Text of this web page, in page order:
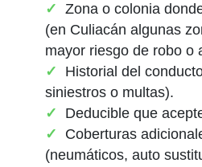
Zona o colonia
(en Culiacán algunas
mayor riesgo de robo o
Historial del
siniestros o multas).
Deducible que
Coberturas
(neumáticos, auto